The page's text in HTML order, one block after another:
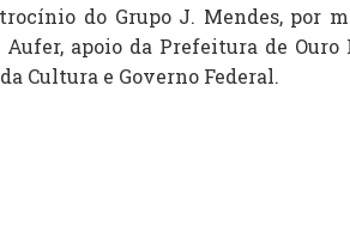
do Grupo J. Mendes, por
apoio da Prefeitura de Ouro
Cultura e Governo Federal.